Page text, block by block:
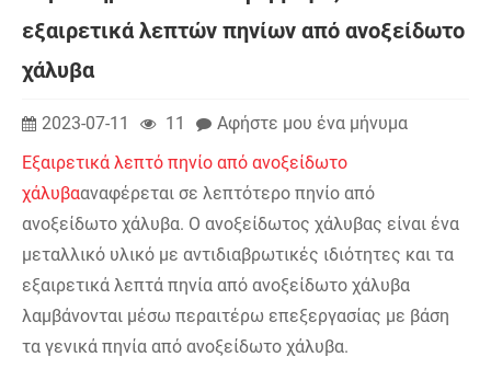
εξαιρετικά λεπτών πηνίων από ανοξείδωτο
χάλυβα
2023-07-11 11
Αφήστε μου ένα μήνυμα
Εξαιρετικά λεπτό πηνίο από ανοξείδωτο
χάλυβααναφέρεται σε λεπτότερο πηνίο από
ανοξείδωτο χάλυβα. Ο ανοξείδωτος χάλυβας είναι ένα
μεταλλικό υλικό με αντιδιαβρωτικές ιδιότητες και τα
εξαιρετικά λεπτά πηνία από ανοξείδωτο χάλυβα
λαμβάνονται μέσω περαιτέρω επεξεργασίας με βάση
τα γενικά πηνία από ανοξείδωτο χάλυβα.